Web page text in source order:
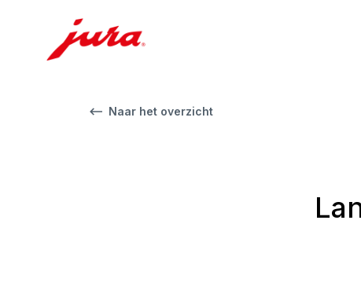
Naar het overzicht